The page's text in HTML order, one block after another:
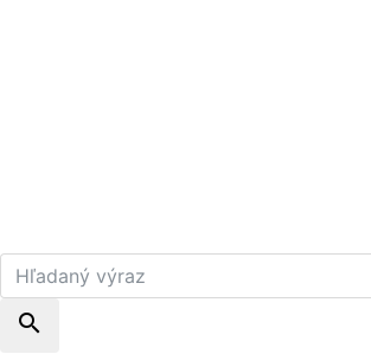
search